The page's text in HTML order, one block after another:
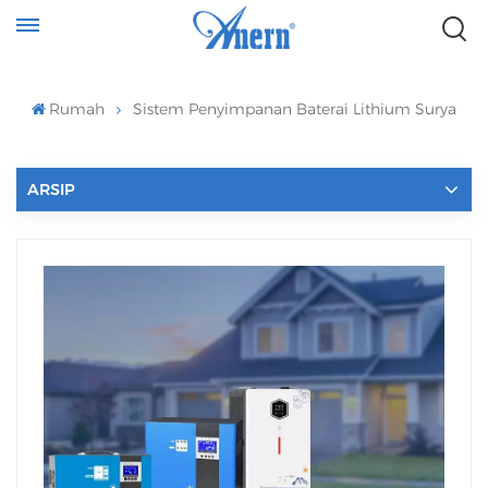
Rumah Sistem Penyimpanan Baterai Lithium Surya
ARSIP